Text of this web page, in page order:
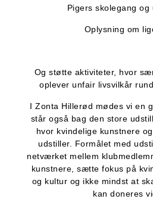
Pigers skolegang og
Oplysning om
Og støtte aktiviteter, hvor
oplever unfair livsvilkår
I Zonta Hillerød mødes vi en
står også bag den store
hvor kvindelige kunstnere
udstiller. Formålet med
netværket mellem
kunstnere, sætte fokus på
og kultur og ikke mindst at
kan doneres